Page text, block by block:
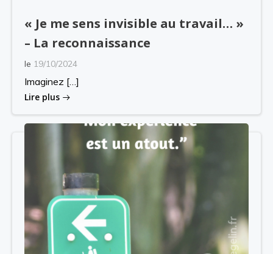
« Je me sens invisible au travail… »
– La reconnaissance
le 19/10/2024
Imaginez […]
Lire plus